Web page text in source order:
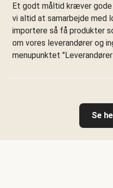
Et godt måltid kræver
vi altid at samarbejde med
importere så få produkter
om vores leverandører og
menupunktet
Se